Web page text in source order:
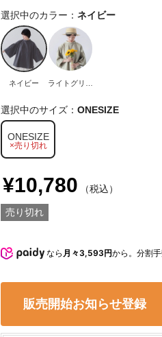
選択中のカラー： ネイビー
ネイビー
ライトグリー
選択中のサイズ： ONESIZE
ONESIZE
×売り切れ
¥10,780 （税込）
売り切れ
なら 月々3,593円から。分割
販売開始お知らせ登録